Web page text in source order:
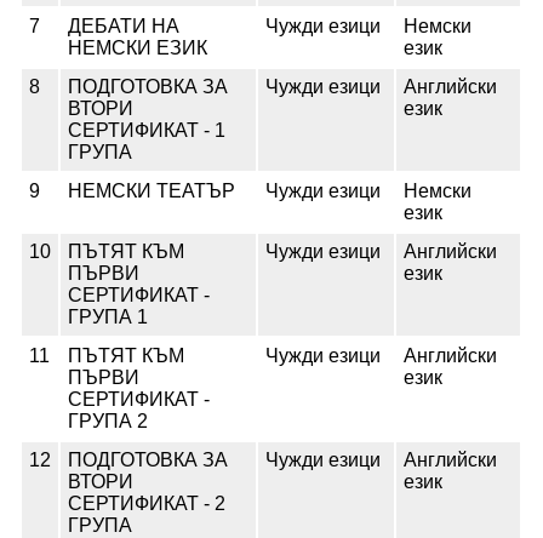
7
ДЕБАТИ НА
НЕМСКИ ЕЗИК
Чужди езици
Немски
език
8
ПОДГОТОВКА ЗА
ВТОРИ
СЕРТИФИКАТ - 1
ГРУПА
Чужди езици
Английски
език
9 НЕМСКИ ТЕАТЪР Чужди езици
Немски
език
10
ПЪТЯТ КЪМ
ПЪРВИ
СЕРТИФИКАТ -
ГРУПА 1
Чужди езици
Английски
език
11
ПЪТЯТ КЪМ
ПЪРВИ
СЕРТИФИКАТ -
ГРУПА 2
Чужди езици
Английски
език
12
ПОДГОТОВКА ЗА
ВТОРИ
СЕРТИФИКАТ - 2
ГРУПА
Чужди езици
Английски
език